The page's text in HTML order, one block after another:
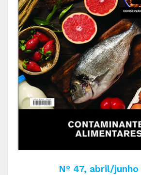
Nº 47, abril/junho